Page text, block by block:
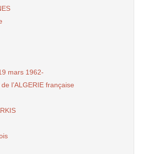
mars 1962-
l’ALGERIE française